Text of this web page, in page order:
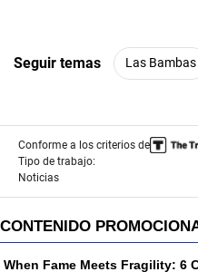
Seguir temas Las Bambas
Conforme a los criterios de
Tipo de trabajo:
Noticias